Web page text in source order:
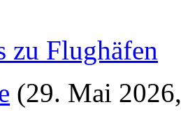
zu Flughäfen
(29. Mai